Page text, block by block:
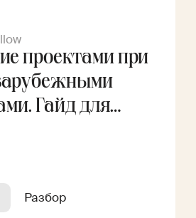
проектами при
Гайд для
Разбор